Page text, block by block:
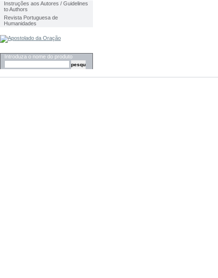
Instruções aos Autores / Guidelines
to Authors
Revista Portuguesa de
Humanidades
Introduza o nome do produto